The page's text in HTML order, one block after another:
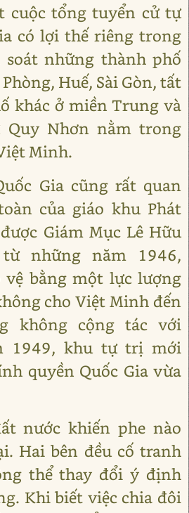
cuộc tổng tuyển cử tự
có lợi thế riêng trong
soát những thành phố
Huế, Sài Gòn, tất
khác ở miền Trung và
Nhơn nằm trong
Minh.
Gia cũng rất quan
của giáo khu Phát
Giám Mục Lê Hữu
những năm 1946,
vệ bằng một lực lượng
cho Việt Minh đến
không cộng tác với
1949, khu tự trị mới
quyền Quốc Gia vừa
nước khiến phe nào
Hai bên đều cố tranh
thể thay đổi ý định
Khi biết việc chia đôi